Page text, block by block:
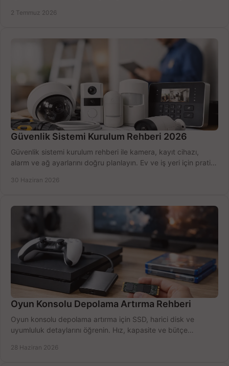
2 Temmuz 2026
Güvenlik Sistemi Kurulum Rehberi 2026
Güvenlik sistemi kurulum rehberi ile kamera, kayıt cihazı,
alarm ve ağ ayarlarını doğru planlayın. Ev ve iş yeri için pratik
30 Haziran 2026
Oyun Konsolu Depolama Artırma Rehberi
Oyun konsolu depolama artırma için SSD, harici disk ve
uyumluluk detaylarını öğrenin. Hız, kapasite ve bütçe
28 Haziran 2026